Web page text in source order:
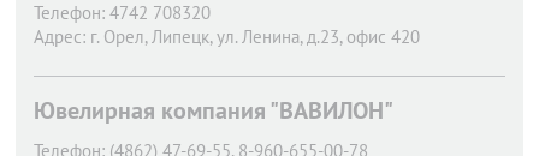
Телефон: 4742 708320
Адрес: г. Орел, Липецк, ул. Ленина, д.23, офис 420
Ювелирная компания "ВАВИЛОН"
Телефон: (4862) 47-69-55, 8-960-655-00-78